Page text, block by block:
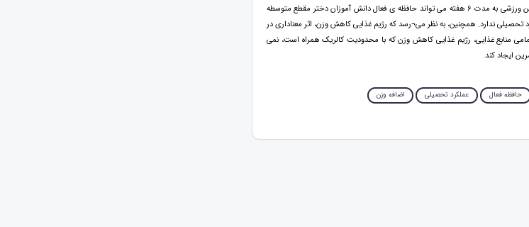
مشاهده نشد (P=0.18). نتیجه گیری: احتمالا، تمرین ورزشی به مدت 6 هفته می تواند حافظه ی فعال دانش آموزان دختر مقطع متوسطه
تحصیلی ندارد. همچنین، به نظر می¬رسد که رژیم غذایی کاهش وزن، اثر معناداری در
منابع غذایی، رژیم غذایی کاهش وزن که با محدودیت کالریک همراه است، نمی
ایجاد کند.
حافظه فعال عملکرد تحصیلی اضافه وزن